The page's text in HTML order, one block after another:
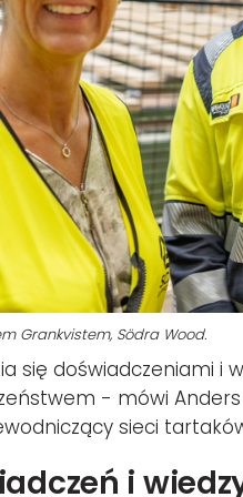
Grankvistem, Södra Wood.
się doświadczeniami i
- mówi
sieci
i